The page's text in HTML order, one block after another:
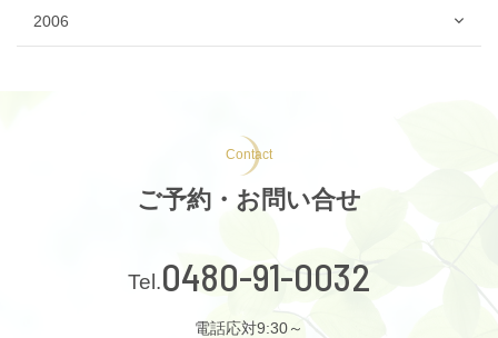
2006
Contact
ご予約・お問い合せ
0480-91-0032
電話応対9:30～